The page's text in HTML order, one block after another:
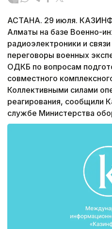
АСТАНА. 29 июля.
Алматы на базе Военно-
радиоэлектроники и
переговоры военных
ОДКБ по вопросам
совместного
Коллективными силами
реагирования, сообщили
службе Министерства